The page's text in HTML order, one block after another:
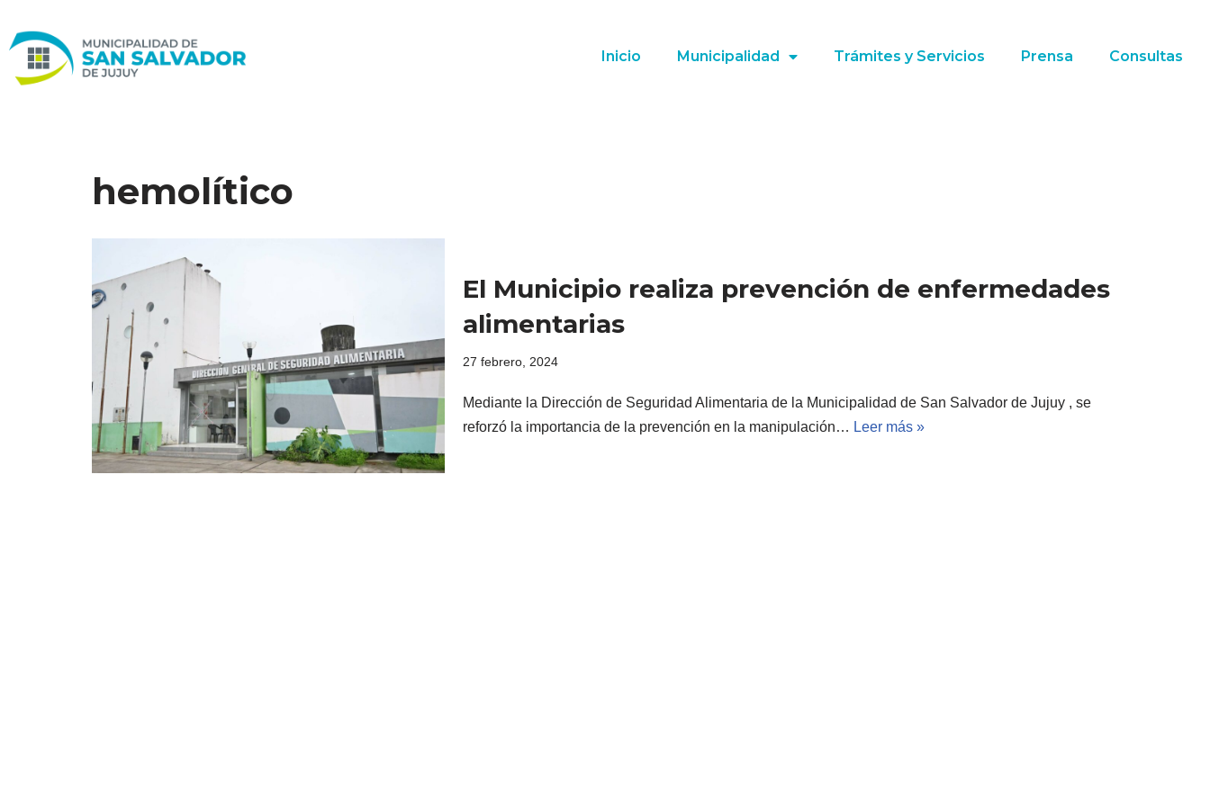
Ir
al
Inicio Municipalidad Trámites y Servicios Prensa Consultas
hemolítico
El Municipio realiza prevención de enfermedades
alimentarias
27 febrero, 2024
Mediante la Dirección de Seguridad Alimentaria de la Municipalidad de San Salvador de Jujuy , se
reforzó la importancia de la prevención en la manipulación… Leer más »